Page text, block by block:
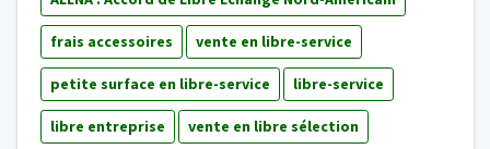
frais accessoires vente en libre-service
petite surface en libre-service libre-service
libre entreprise vente en libre sélection